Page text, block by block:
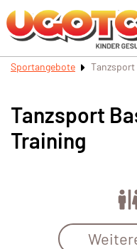
Sportangebote Tanzsport
Tanzsport
Training